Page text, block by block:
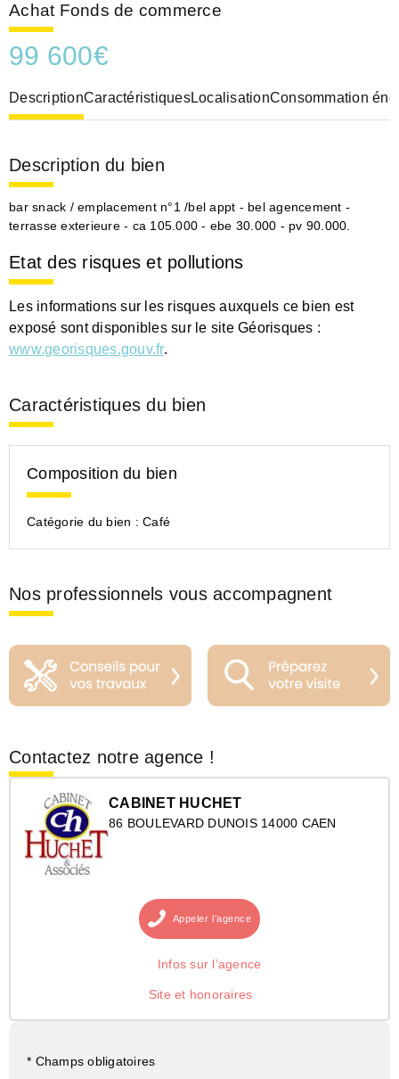
Achat Fonds de commerce
99 600€
DescriptionCaractéristiquesLocalisationConsommation
Description du bien
bar snack / emplacement n°1 /bel appt - bel agencement -
terrasse exterieure - ca 105.000 - ebe 30.000 - pv 90.000.
Etat des risques et pollutions
Les informations sur les risques auxquels ce bien est
exposé sont disponibles sur le site Géorisques :
www.georisques.gouv.fr.
Caractéristiques du bien
Composition du bien
Catégorie du bien : Café
Nos professionnels vous accompagnent
Contactez notre agence !
CABINET HUCHET
86 BOULEVARD DUNOIS 14000 CAEN
Appeler l’agence
Infos sur l’agence
Site et honoraires
* Champs obligatoires